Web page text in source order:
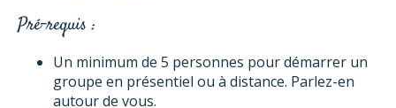
Pré-requis :
Un minimum de 5 personnes pour démarrer un
groupe en présentiel ou à distance. Parlez-en
autour de vous.